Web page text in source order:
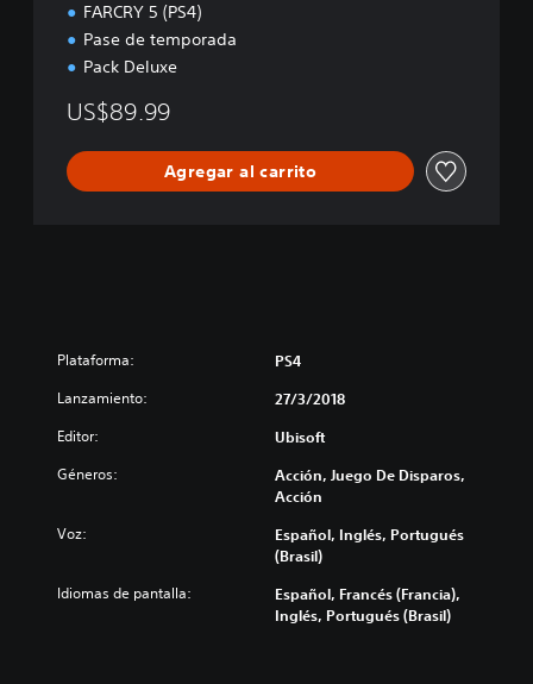
FARCRY 5 (PS4)
Pase de temporada
Pack Deluxe
US$89.99
Agregar al carrito
Plataforma: PS4
Lanzamiento: 27/3/2018
Editor: Ubisoft
Géneros:
Acción, Juego De Disparos,
Acción
Voz:
Español, Inglés, Portugués
(Brasil)
Idiomas de pantalla:
Español, Francés (Francia),
Inglés, Portugués (Brasil)